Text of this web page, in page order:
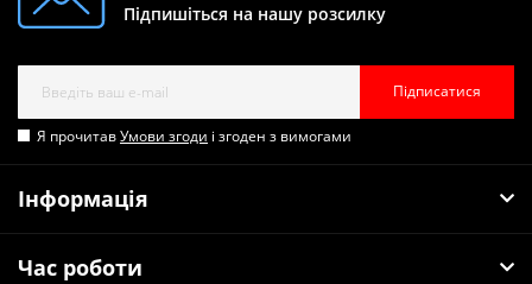
Підпишіться на нашу розсилку
Підписатися
Я прочитавУмови згоди і згоден з вимогами
Інформація
Час роботи